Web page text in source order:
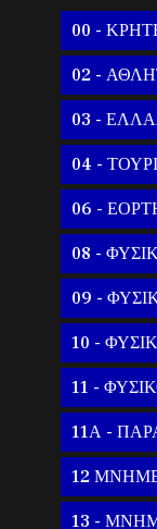
00 -
02 -
03 -
04 -
06 -
08 -
09 -
10 -
11 -
11Α -
12
13 -